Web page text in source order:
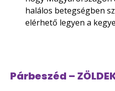
halálos betegségben
elérhető legyen a
Párbeszéd –